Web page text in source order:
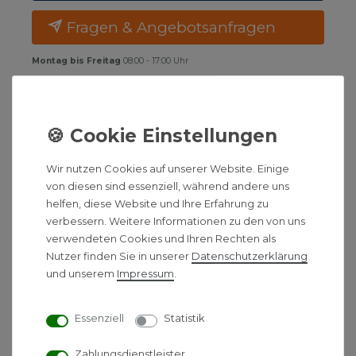
Fragen & Angebotsanfragen
Montag bis Freitag 08:00 - 17:00 Uhr
BESCHREIBUNG
HINWEIS
HERSTELLERINFORMATIONEN
ZUSÄTZLICHE ARTIKELTEXTE
Pluggit Übergang EVAD1 /
PKR75 (Muffe / Muffe) inkl.
Wir nutzen Cookies auf unserer Website. Einige
von diesen sind essenziell, während andere uns
helfen, diese Website und Ihre Erfahrung zu
verbessern. Weitere Informationen zu den von uns
verwendeten Cookies und Ihren Rechten als
Nutzer finden Sie in unserer Daten­schutz­erklärung
und unserem Impressum
Essenziell Statistik